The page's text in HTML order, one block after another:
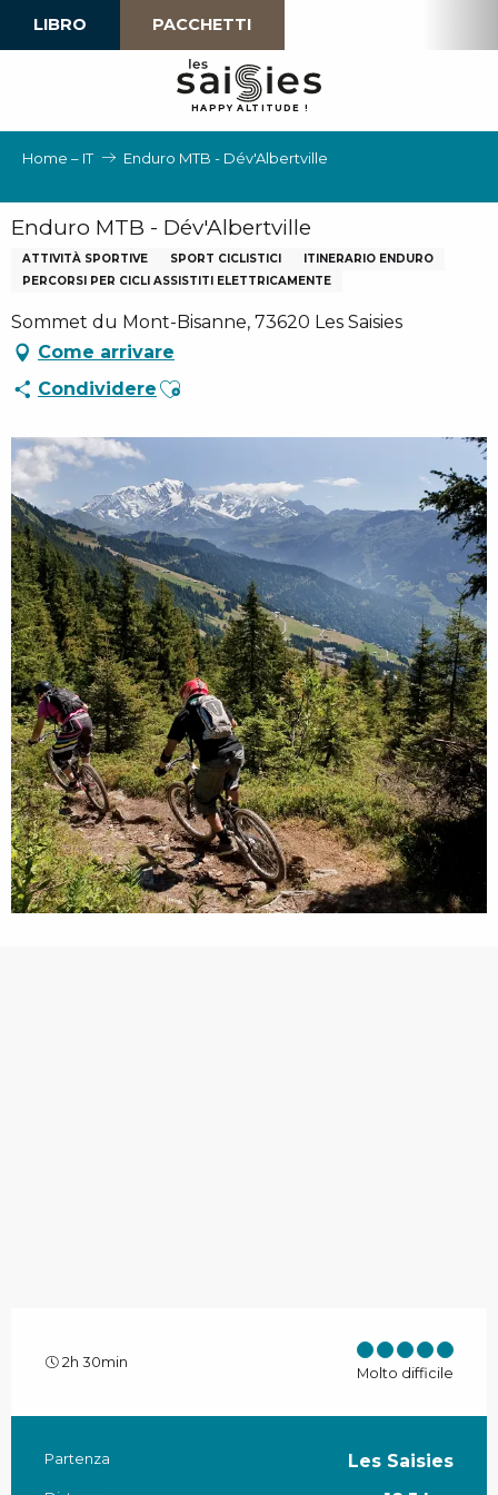
LIBRO PACCHETTI
HAPPY ALTI TU D E !
Home – IT Enduro MTB - Dév'Albertville
Enduro MTB - Dév'Albertville
ATTIVITÀ SPORTIVE SPORT CICLISTICI
ITINERARIO ENDURO
PERCORSI PER CICLI ASSISTITI ELETTRICAMENTE
Sommet du Mont-Bisanne, 73620 Les Saisies
Come arrivare
Condividere Ajouter aux favoris
2h 30min
Molto difficile
Informazioni pratiche
Partenza Les Saisies